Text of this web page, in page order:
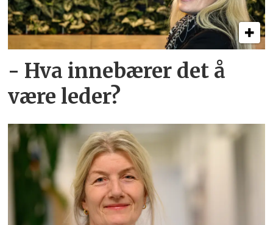
- Hva innebærer det å
være leder?